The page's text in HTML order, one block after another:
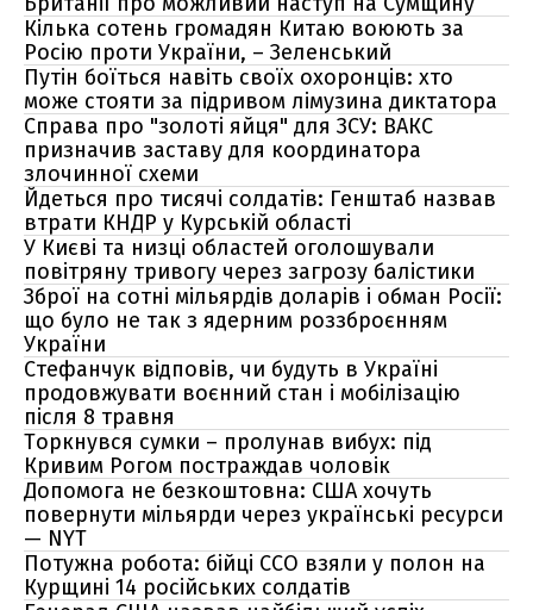
Кілька сотень громадян Китаю воюють за
Росію проти України, – Зеленський
Путін боїться навіть своїх охоронців: хто
може стояти за підривом лімузина диктатора
Справа про "золоті яйця" для ЗСУ: ВАКС
призначив заставу для координатора
злочинної схеми
Йдеться про тисячі солдатів: Генштаб назвав
втрати КНДР у Курській області
У Києві та низці областей оголошували
повітряну тривогу через загрозу балістики
Зброї на сотні мільярдів доларів і обман Росії:
що було не так з ядерним роззброєнням
України
Стефанчук відповів, чи будуть в Україні
продовжувати воєнний стан і мобілізацію
після 8 травня
Торкнувся сумки – пролунав вибух: під
Кривим Рогом постраждав чоловік
Допомога не безкоштовна: США хочуть
повернути мільярди через українські ресурси
— NYT
Потужна робота: бійці ССО взяли у полон на
Курщині 14 російських солдатів